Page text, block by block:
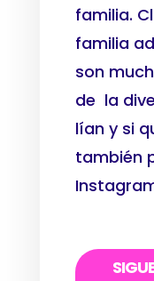
familia.
familia
son
de la
lían y si
también